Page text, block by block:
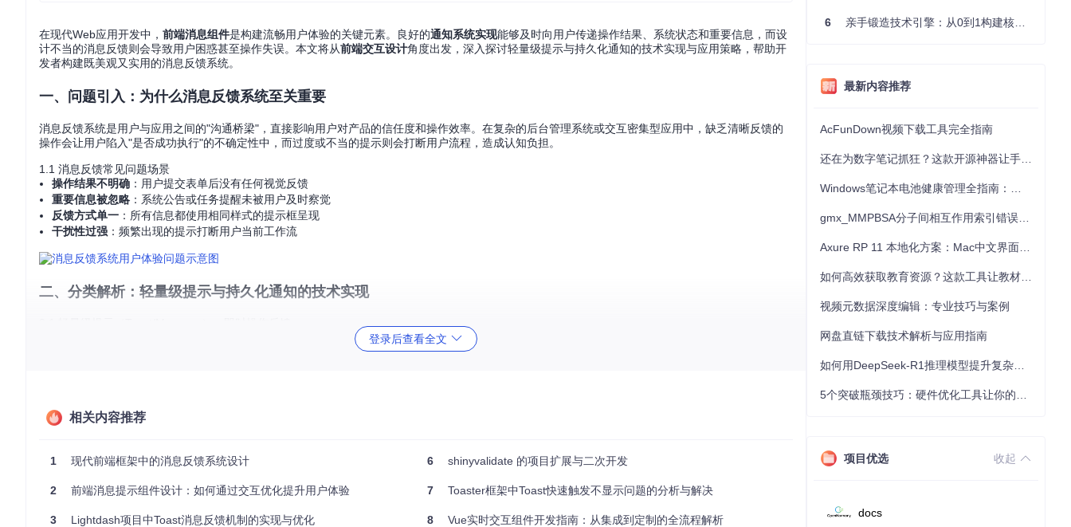
在现代Web应用开发中， 前端消息组件是构建流畅用户体验的关键元素。良好的通知系统实现能够及时向用户传递操作结果、系统状态和重要信息，而设
计不当的消息反馈则会导致用户困惑甚至操作失误。本文将从前端交互设计角度出发，深入探讨轻量级提示与持久化通知的技术实现与应用策略，帮助开
发者构建既美观又实用的消息反馈系统。
一、问题引入：为什么消息反馈系统至关重要
消息反馈系统是用户与应用之间的"沟通桥梁"，直接影响用户对产品的信任度和操作效率。在复杂的后台管理系统或交互密集型应用中，缺乏清晰反馈的
操作会让用户陷入"是否成功执行"的不确定性中，而过度或不当的提示则会打断用户流程，造成认知负担。
1.1 消息反馈常见问题场景
操作结果不明确 ：用户提交表单后没有任何视觉反馈
重要信息被忽略 ：系统公告或任务提醒未被用户及时察觉
反馈方式单一 ：所有信息都使用相同样式的提示框呈现
干扰性过强 ：频繁出现的提示打断用户当前工作流
二、分类解析：轻量级提示与持久化通知的技术实现
轻量级提示是用户完成操作后最直接的反馈方式，通常用于确认操作结果或提供简短指引。这类组件的核心特点是
Vue实现示例：基于Element Plus的ElMessage组件
ElMessage . success ({
message: '数据保存成功', // 简洁明了的结果描述
duration
: 2000 ,
// 2秒后自动消失
showClose: false
// 简单操作结果不需要关闭按钮
登录后查看全文
相关内容推荐
1 现代前端框架中的消息反馈系统设计
2 前端消息提示组件设计：如何通过交互优化提升用户体验
3 Lightdash项目中Toast消息反馈机制的实现与优化
6 shinyvalidate 的项目扩展与二次开发
7 Toaster框架中Toast快速触发不显示问题的分析与解决
8 Vue实时交互组件开发指南：从集成到定制的全流程解析
6 亲手锻造技术引擎：从0到1构建核心系统的实践指南
最新内容推荐
AcFunDown视频下载工具完全指南
视频元数据深度编辑：专业技巧与案例
网盘直链下载技术解析与应用指南
项目优选 收起
docs